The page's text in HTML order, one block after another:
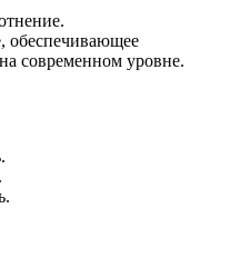
обеспечивающее
современном уровне.